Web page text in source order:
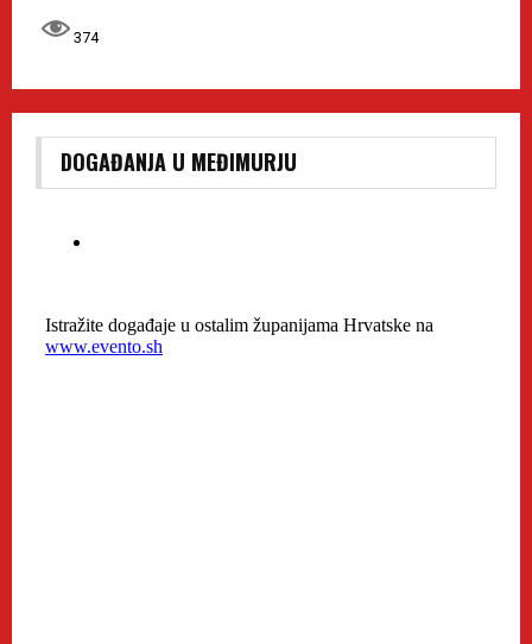
374
DOGAĐANJA U MEĐIMURJU